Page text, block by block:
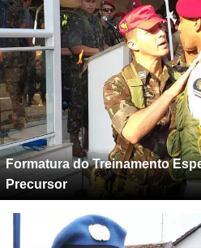
Formatura do Treinamento
Precursor